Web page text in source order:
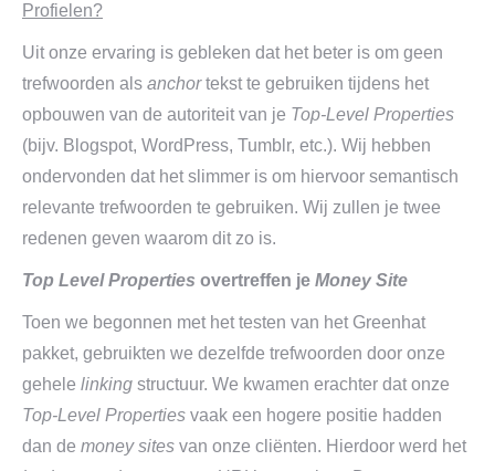
Profielen?
Uit onze ervaring is gebleken dat het beter is om geen
trefwoorden als anchortekst te gebruiken tijdens het
opbouwen van de autoriteit van je Top-Level Properties
(bijv. Blogspot, WordPress, Tumblr, etc.). Wij hebben
ondervonden dat het slimmer is om hiervoor semantisch
relevante trefwoorden te gebruiken. Wij zullen je twee
redenen geven waarom dit zo is.
Top Level Properties overtreffen je Money Site
Toen we begonnen met het testen van het Greenhat
pakket, gebruikten we dezelfde trefwoorden door onze
gehele linking structuur. We kwamen erachter dat onze
Top-Level Properties vaak een hogere positie hadden
dan de money sites van onze cliënten. Hierdoor werd het